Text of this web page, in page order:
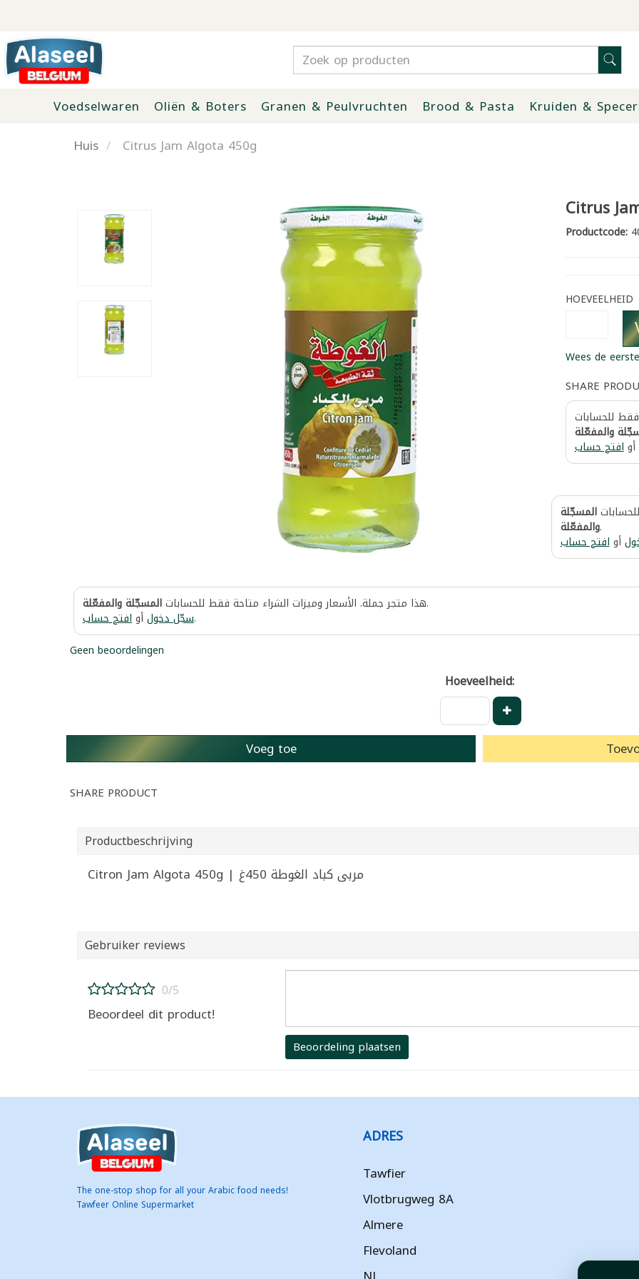
Voedselwaren Oliën & Boters Granen & Peulvruchten Brood & Pasta Kruiden &
Huis
Citrus Jam Algota 450g
Citrus
Productcode:
HOEVEELHEID
Wees de
SHARE
فقط للحسابات
والمفعّلة
أوافتح حساب
المسجّلة
والمفعّلة.
أوافتح حساب
هذا متجر جملة. الأسعار وميزات الشراء متاحة فقط للحساباتالمسجّلة والمفعّلة .
سجّل دخولأوافتح حساب
.
Geen beoordelingen
Hoeveelheid:
Voeg toe
SHARE PRODUCT
Productbeschrijving
Citron Jam Algota 450g | مربى كباد الغوطة 450غ
Gebruiker reviews
0/5
Beoordeel dit product!
Beoordeling plaatsen
The one-stop shop for all your Arabic food needs!
Tawfeer Online Supermarket
ADRES
Tawfier
Vlotbrugweg 8A
Almere
Flevoland